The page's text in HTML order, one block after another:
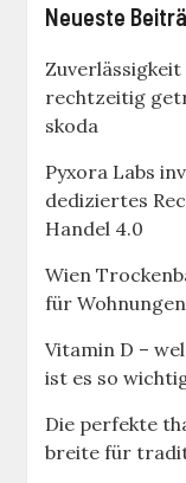
Neueste
rechtzeitig
skoda
Pyxora Labs
dediziertes
Handel 4.0
Wien
für
Vitamin D –
ist es so
Die perfekte
breite für